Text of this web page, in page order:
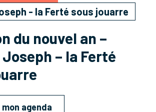
- la Ferté sous jouarre
du nouvel an –
– la Ferté
agenda